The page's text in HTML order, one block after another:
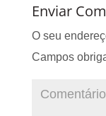
Enviar
O seu
Campos